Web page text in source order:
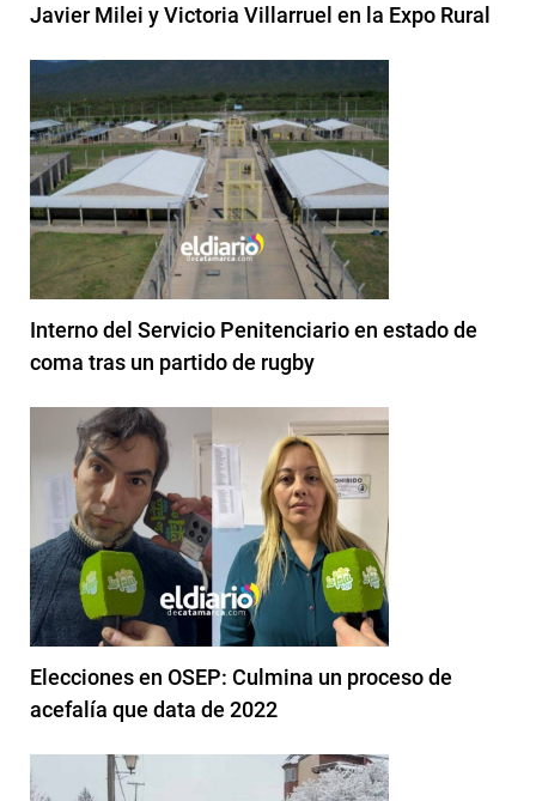
Javier Milei y Victoria Villarruel en la Expo Rural
Interno del Servicio Penitenciario en estado de
coma tras un partido de rugby
Elecciones en OSEP: Culmina un proceso de
acefalía que data de 2022